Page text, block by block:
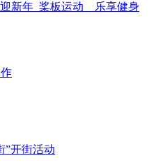
新年 桨板运动 乐享健身
”开街活动